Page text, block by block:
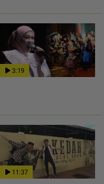
3:19
11:37